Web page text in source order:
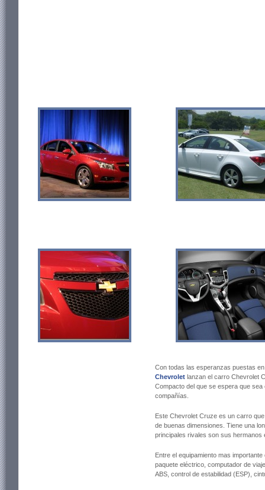
Con todas las esperanzas puestas
Chevrolet lanzan el carro Chevrolet
Compacto del que se espera que
compañías.
Este Chevrolet Cruze es un carro
de buenas dimensiones. Tiene una
principales rivales son sus hermanos
Entre el equipamiento mas
paquete eléctrico, computador de
ABS, control de estabilidad (ESP),